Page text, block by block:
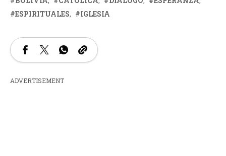
ESPIRITUALES
IGLESIA
ADVERTISEMENT